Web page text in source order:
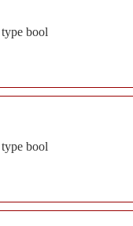
bool
bool